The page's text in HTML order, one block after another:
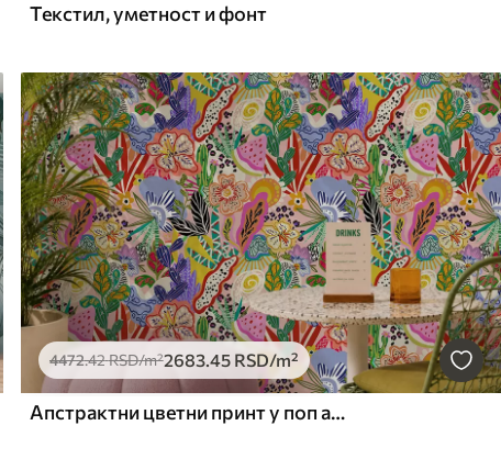
Текстил, уметност и фонт
4472.42RSD/m²2683.45 RSD/m²
Апстрактни цветни принт у поп арт стилу